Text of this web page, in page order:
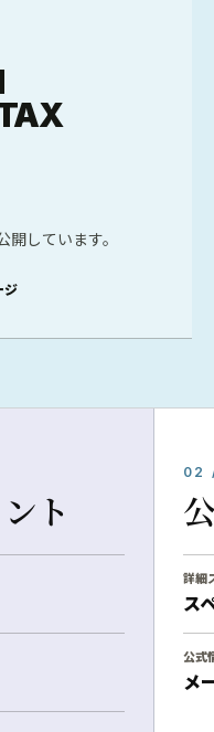
しています。
ジ
ト
02
詳細
ス
公式
メ